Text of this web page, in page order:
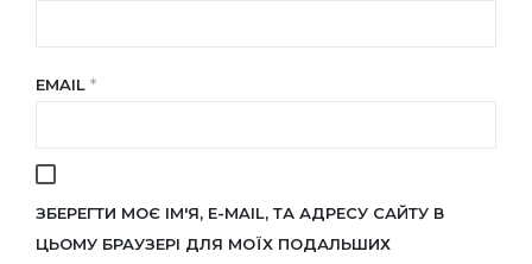
EMAIL *
ЗБЕРЕГТИ МОЄ ІМ'Я, E-MAIL, ТА АДРЕСУ САЙТУ В
ЦЬОМУ БРАУЗЕРІ ДЛЯ МОЇХ ПОДАЛЬШИХ